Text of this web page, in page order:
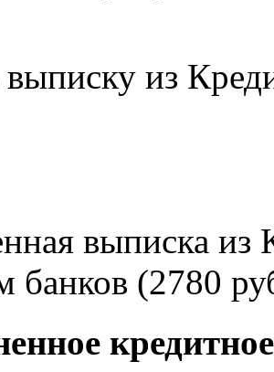
выписку из
выписка из
банков (2780